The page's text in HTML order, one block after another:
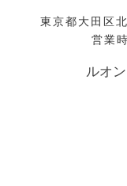
東京都大田区
営業
ルオ